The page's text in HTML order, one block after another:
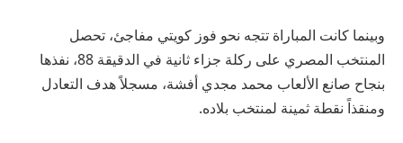
وبينما كانت المباراة تتجه نحو فوز كويتي مفاجئ، تحصل
المنتخب المصري على ركلة جزاء ثانية في الدقيقة 88، نفذها
بنجاح صانع الألعاب محمد مجدي أفشة، مسجلاً هدف التعادل
ومنقذاً نقطة ثمينة لمنتخب بلاده.